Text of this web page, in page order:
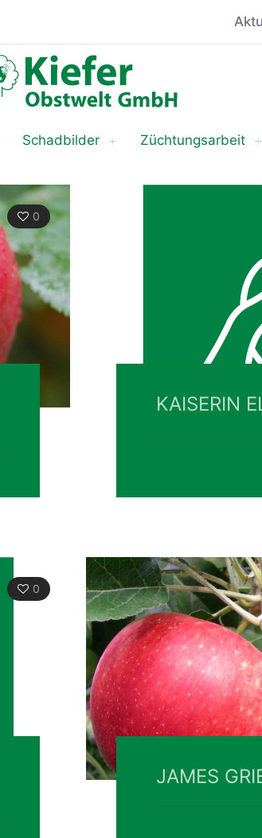
Schadbilder Züchtungsarbeit
0
KAISERIN
0
JAMES